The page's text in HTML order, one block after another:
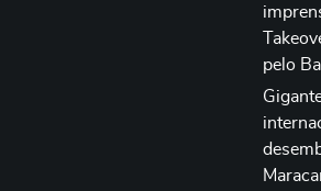
pelo